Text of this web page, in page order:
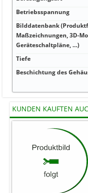
Betriebsspannung
Bilddatenbank
Maßzeichnungen, 3D-
Geräteschaltpläne, …)
Tiefe
Beschichtung des
KUNDEN KAUFTEN